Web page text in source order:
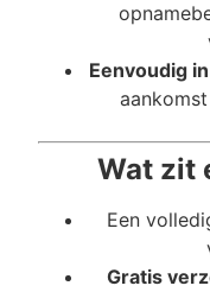
Eenvoudig
Wat zit
Een
Gratis